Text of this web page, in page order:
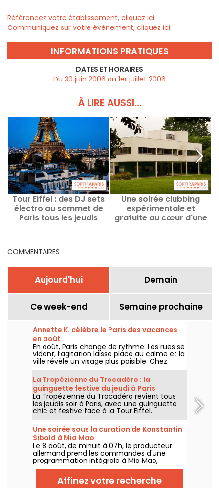
Référencez votre établissement, cliquez ici
Communiquez sur votre évènement, cliquez ici
INFORMATIONS PRATIQUES
DATES ET HORAIRES
Du 30 juin 2006 au 1er juillet 2006
À LIRE AUSSI...
Tour Eiffel : des DJ sets
électro au sommet de
Paris tous les jeudis
Une soirée clubbing
expérimentale et
gratuite au cœur d'une
COMMENTAIRES
Aujourd'hui Demain
Ce week-end Semaine prochaine
Annette K. célèbre le Paris des vacances
en août
En août, Paris change de rythme. Les rues se
vident, l’agitation laisse place au calme et la
ville révèle un visage plus paisible. Chez
Annette K., on profite de cette parenthèse
unique pour prolonger l’esprit des vacances,
les pieds presque dans l’eau, avant le retour
à la rentrée.
La Tropézienne du Trocadéro : la
guinguette festive du jeudi à Paris
La Tropézienne du Trocadéro revient tous
les jeudis soir à Paris, avec une guinguette
chic et festive face à la Tour Eiffel.
Une soirée sous la curation de Konstantin
Sibold à Mia Mao
Le 8 août, de minuit à 07h, le producteur
allemand prend les commandes d'une
programmation intégrale à Mia Mao,
entouré de Hardt Antoine et EG, pour une
soirée qui traverse la house mélodique, la
techno et leurs zones frontières.
Affinez votre recherche